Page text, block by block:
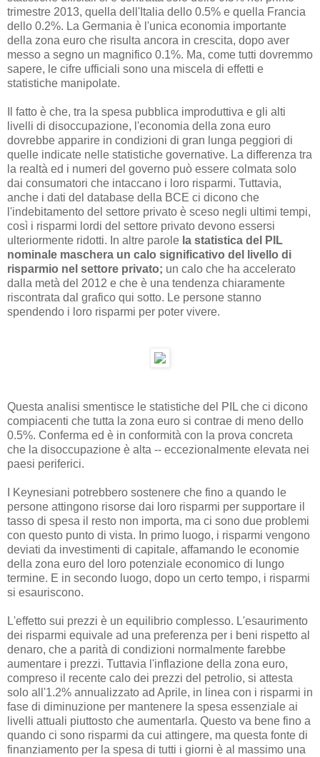
trimestre 2013, quella dell'Italia dello 0.5% e quella Francia
dello 0.2%. La Germania è l'unica economia importante
della zona euro che risulta ancora in crescita, dopo aver
messo a segno un magnifico 0.1%. Ma, come tutti dovremmo
sapere, le cifre ufficiali sono una miscela di effetti e
statistiche manipolate.
Il fatto è che, tra la spesa pubblica improduttiva e gli alti
livelli di disoccupazione, l'economia della zona euro
dovrebbe apparire in condizioni di gran lunga peggiori di
quelle indicate nelle statistiche governative. La differenza tra
la realtà ed i numeri del governo può essere colmata solo
dai consumatori che intaccano i loro risparmi. Tuttavia,
anche i dati del database della BCE ci dicono che
l'indebitamento del settore privato è sceso negli ultimi tempi,
così i risparmi lordi del settore privato devono essersi
ulteriormente ridotti. In altre parole la statistica del PIL
nominale maschera un calo significativo del livello di
risparmio nel settore privato; un calo che ha accelerato
dalla metà del 2012 e che è una tendenza chiaramente
riscontrata dal grafico qui sotto. Le persone stanno
spendendo i loro risparmi per poter vivere.
Questa analisi smentisce le statistiche del PIL che ci dicono
compiacenti che tutta la zona euro si contrae di meno dello
0.5%. Conferma ed è in conformità con la prova concreta
che la disoccupazione è alta -- eccezionalmente elevata nei
paesi periferici.
I Keynesiani potrebbero sostenere che fino a quando le
persone attingono risorse dai loro risparmi per supportare il
tasso di spesa il resto non importa, ma ci sono due problemi
con questo punto di vista. In primo luogo, i risparmi vengono
deviati da investimenti di capitale, affamando le economie
della zona euro del loro potenziale economico di lungo
termine. E in secondo luogo, dopo un certo tempo, i risparmi
si esauriscono.
L'effetto sui prezzi è un equilibrio complesso. L'esaurimento
dei risparmi equivale ad una preferenza per i beni rispetto al
denaro, che a parità di condizioni normalmente farebbe
aumentare i prezzi. Tuttavia l'inflazione della zona euro,
compreso il recente calo dei prezzi del petrolio, si attesta
solo all'1.2% annualizzato ad Aprile, in linea con i risparmi in
fase di diminuzione per mantenere la spesa essenziale ai
livelli attuali piuttosto che aumentarla. Questo va bene fino a
quando ci sono risparmi da cui attingere, ma questa fonte di
finanziamento per la spesa di tutti i giorni è al massimo una